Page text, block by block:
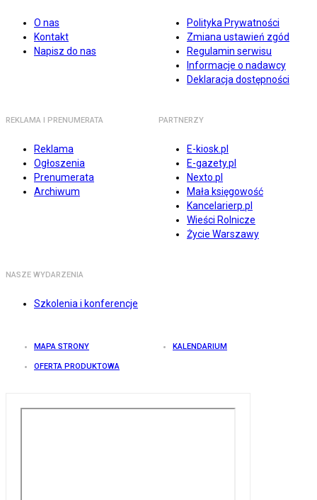
O nas
Kontakt
Napisz do nas
Polityka Prywatności
Zmiana ustawień zgód
Regulamin serwisu
Informacje o nadawcy
Deklaracja dostępności
REKLAMA I PRENUMERATA
Reklama
Ogłoszenia
Prenumerata
Archiwum
PARTNERZY
E-kiosk.pl
E-gazety.pl
Nexto.pl
Mała księgowość
Kancelarierp.pl
Wieści Rolnicze
Życie Warszawy
NASZE WYDARZENIA
Szkolenia i konferencje
MAPA STRONY KALENDARIUM
OFERTA PRODUKTOWA